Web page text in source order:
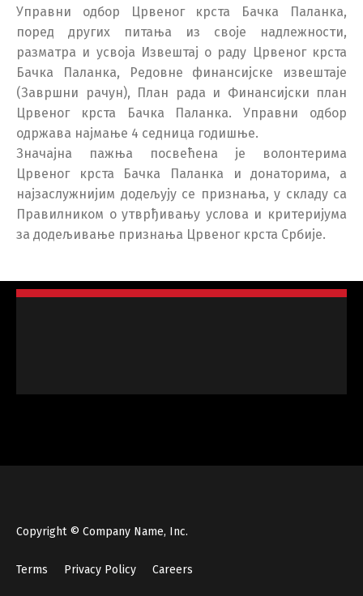
Управни одбор Црвеног крста Бачка Паланка,
поред других питања из своје надлежности,
разматра и усвоја Извештај о раду Црвеног крста
Бачка Паланка, Редовне финансијске извештаје
(Завршни рачун), План рада и Финансијски план
Црвеног крста Бачка Паланка. Управни одбор
одржава најмање 4 седница годишње.
Значајна пажња посвећена је волонтерима
Црвеног крста Бачка Паланка и донаторима, а
најзаслужнијим додељују се признања, у складу са
Правилником о утврђивању услова и критеријума
за додељивање признања Црвеног крста Србије.
Copyright © Company Name, Inc.
Terms Privacy Policy Careers